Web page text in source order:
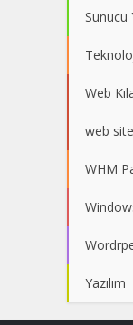
Sunucu
Web
web site
WHM
Yazılım